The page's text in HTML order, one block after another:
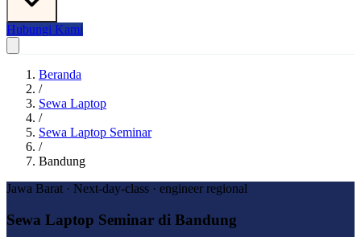
Hubungi Kami
Beranda
/
Sewa Laptop
/
Sewa Laptop Seminar
/
Bandung
Jawa Barat · Next-day-class · engineer regional
Sewa Laptop Seminar di Bandung